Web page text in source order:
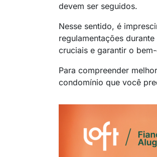
devem ser seguidos.
Nesse sentido, é
regulamentações
cruciais e garantir o
Para compreender
condomínio que você